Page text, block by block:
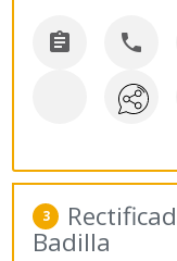
 
3
Badilla